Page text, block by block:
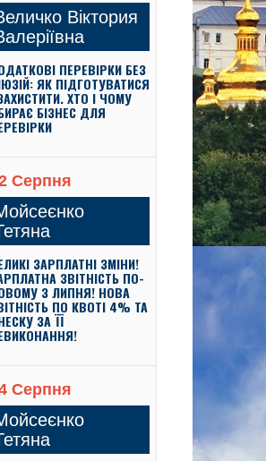
Віктория
ПЕРЕВІРКИ БЕЗ
ЯК ПІДГОТУВАТИСЯ
ХТО І ЧОМУ
БІЗНЕС ДЛЯ
Серпня
ЗАРПЛАТНІ ЗМІНИ!
ЗВІТНІСТЬ ПО-
З ЛИПНЯ! НОВА
ПО КВОТІ 4% ТА
ЗА ЇЇ
Серпня